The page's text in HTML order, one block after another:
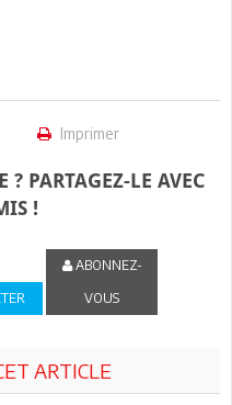
Imprimer
? PARTAGEZ-LE AVEC
!
ABONNEZ-
VOUS
ARTICLE